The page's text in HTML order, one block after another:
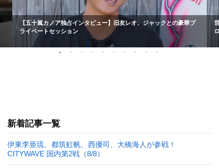
【五十嵐カノア独占インタビュー】旧友レオ、ジャックとの豪華プ
ライベートセッション
新着記事一覧
伊東李亜琉、都筑虹帆、西優司、大橋海人が参戦！
CITYWAVE 国内第2戦（8/8）